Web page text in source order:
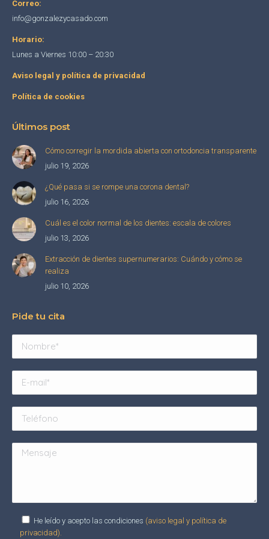
Correo:
info@gonzalezycasado.com
Horario:
Lunes a Viernes 10:00 – 20:30
Aviso legal y política de privacidad
Política de cookies
Últimos post
Cómo corregir la mordida abierta con ortodoncia transparente
julio 19, 2026
¿Qué pasa si se rompe una corona dental?
julio 16, 2026
Cuál es el color normal de los dientes: escala de colores
julio 13, 2026
Extracción de dientes supernumerarios: Cuándo y cómo se
realiza
julio 10, 2026
Pide tu cita
He leído y acepto las condiciones (aviso legal y política de
privacidad).